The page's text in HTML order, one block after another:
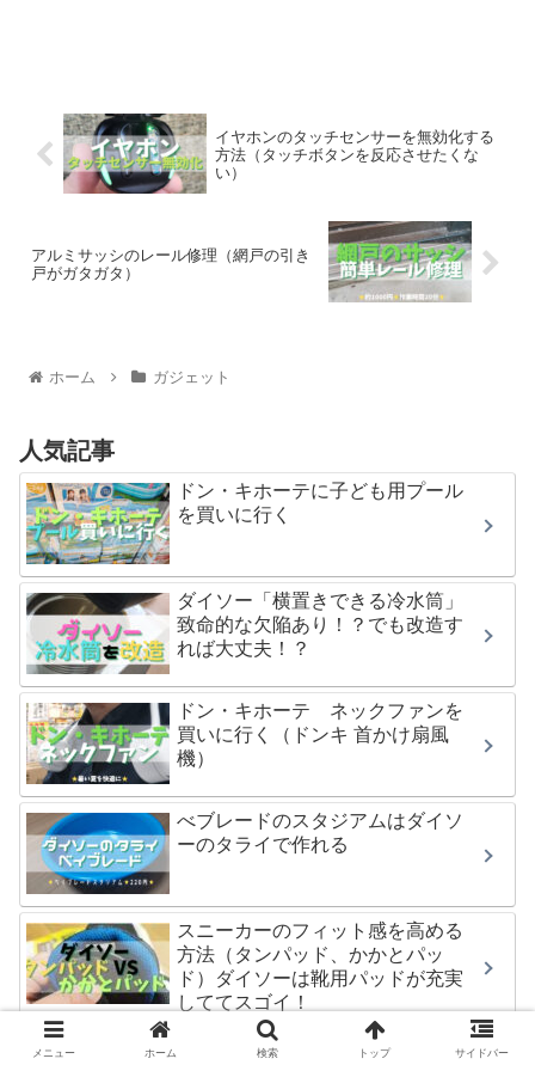
イヤホンのタッチセンサーを無効化する
方法（タッチボタンを反応させたくな
い）
アルミサッシのレール修理（網戸の引き
戸がガタガタ）
ホーム ガジェット
人気記事
ドン・キホーテに子ども用プール
を買いに行く
ダイソー「横置きできる冷水筒」
致命的な欠陥あり！？でも改造す
れば大丈夫！？
ドン・キホーテ ネックファンを
買いに行く（ドンキ 首かけ扇風
機）
べブレードのスタジアムはダイソ
ーのタライで作れる
スニーカーのフィット感を高める
方法（タンパッド、かかとパッ
ド）ダイソーは靴用パッドが充実
しててスゴイ！
HDMI分配器 ダイソーのケーブル
メニュー ホーム 検索 トップ サイドバー